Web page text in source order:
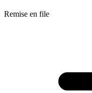
Remise en file